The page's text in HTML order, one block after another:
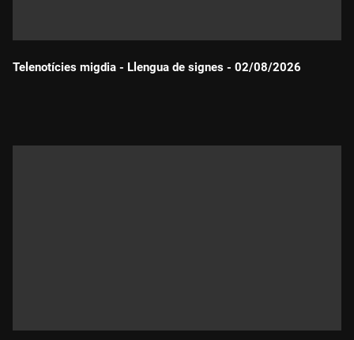
Telenotícies migdia - Llengua de signes - 02/08/2026